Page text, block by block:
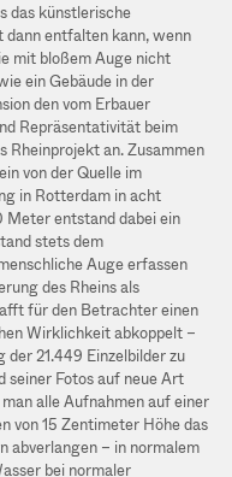
das künstlerische
entfalten kann, wenn
mit bloßem Auge nicht
ein Gebäude in der
den vom Erbauer
Repräsentativität beim
an. Zusammen
von der Quelle im
in Rotterdam in acht
entstand dabei ein
stets dem
Auge erfassen
des Rheins als
für den Betrachter einen
Wirklichkeit abkoppelt –
der 21.449 Einzelbilder zu
seiner Fotos auf neue Art
alle Aufnahmen auf einer
von 15 Zentimeter Höhe das
abverlangen – in normalem
bei normaler